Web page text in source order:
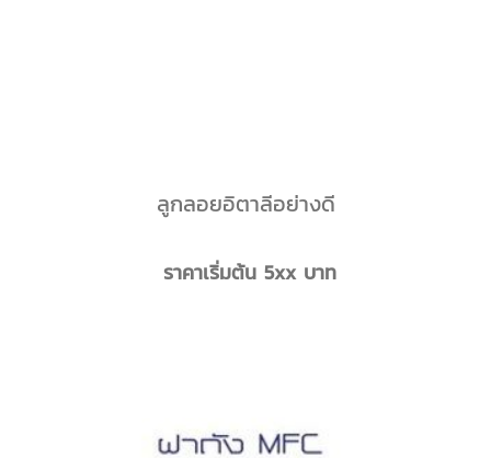
ลูกลอยอิตาลีอย่างดี
ราคาเริ่มต้น 5xx บาท